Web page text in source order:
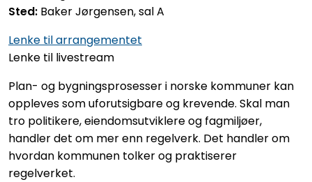
Sted: Baker Jørgensen, sal A
Lenke til arrangementet
Lenke til livestream
Plan- og bygningsprosesser i norske kommuner kan
oppleves som uforutsigbare og krevende. Skal man
tro politikere, eiendomsutviklere og fagmiljøer,
handler det om mer enn regelverk. Det handler om
hvordan kommunen tolker og praktiserer
regelverket.